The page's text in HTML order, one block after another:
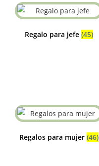
Regalo para jefe (45)
Regalos para mujer (46)